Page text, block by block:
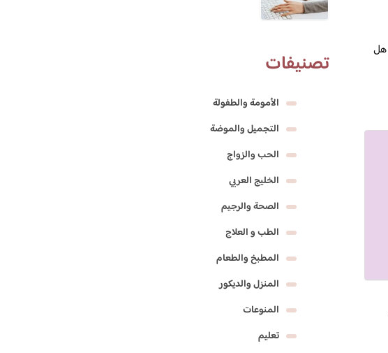
هل
تصنيفات
الأمومة والطفولة
التجميل والموضة
الحب والزواج
الخليج العربي
الصحة والرجيم
الطب و العلاج
المطبخ والطعام
المنزل والديكور
المنوعات
تعليم